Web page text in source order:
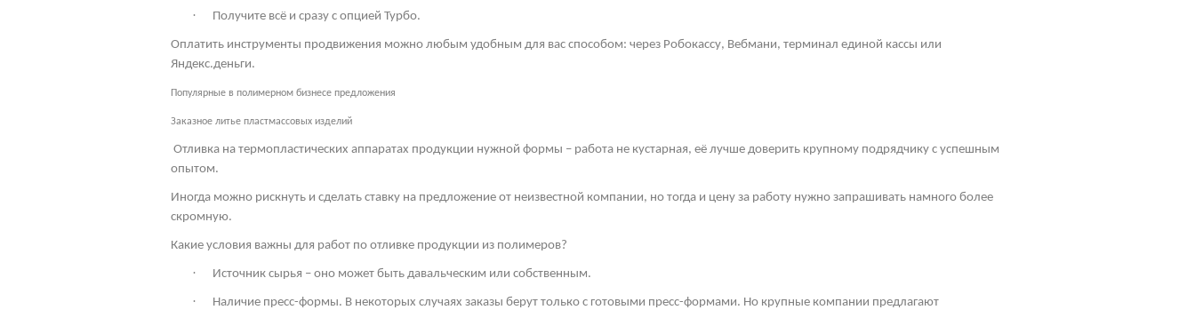
· Получите всё и сразу с опцией Турбо.
Оплатить инструменты продвижения можно любым удобным для вас способом: через Робокассу, Вебмани, терминал единой кассы или
Яндекс.деньги.
Популярные в полимерном бизнесе предложения
Заказное литье пластмассовых изделий
Отливка на термопластических аппаратах продукции нужной формы – работа не кустарная, её лучше доверить крупному подрядчику с успешным
опытом.
Иногда можно рискнуть и сделать ставку на предложение от неизвестной компании, но тогда и цену за работу нужно запрашивать намного более
скромную.
Какие условия важны для работ по отливке продукции из полимеров?
· Источник сырья – оно может быть давальческим или собственным.
·
Наличие пресс-формы. В некоторых случаях заказы берут только с готовыми пресс-формами. Но крупные компании предлагают